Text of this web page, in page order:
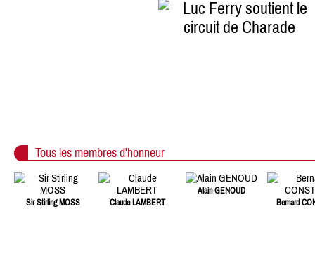
Tous les membres d'honneur
Sir Stirling MOSS Claude LAMBERT
Alain GENOUD
Bernard